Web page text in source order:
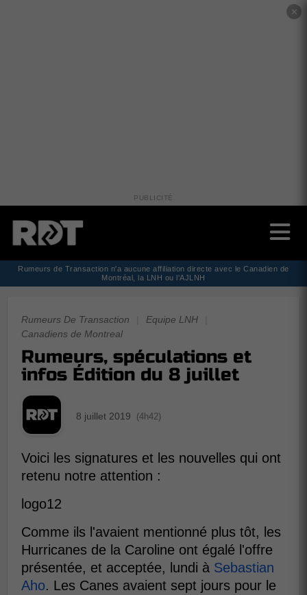
✕
PUBLICITÉ
Rumeurs de Transaction n'a aucune affiliation directe avec le Canadien de
Montréal, la LNH ou l'AJLNH
Rumeurs De Transaction Equipe LNH
Canadiens de Montreal
Rumeurs, spéculations et
infos Édition du 8 juillet
8 juillet 2019 (4h42)
Voici les signatures et les nouvelles qui ont
retenu notre attention :
logo12
Comme ils l'avaient mentionné plus tôt, les
Hurricanes de la Caroline ont égalé l'offre
présentée, et acceptée, lundi à Sebastian
Aho. Les Canes avaient sept jours pour le